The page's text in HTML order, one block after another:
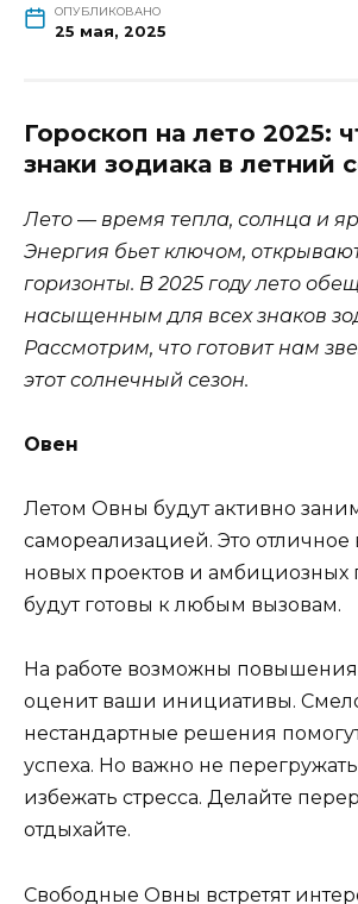
ОПУБЛИКОВАНО
25 мая, 2025
Гороскоп на лето 2025:
знаки зодиака в летний
Лето — время тепла, солнца и
Энергия бьет ключом,
горизонты. В 2025 году лето
насыщенным для всех знаков
Рассмотрим, что готовит нам
этот солнечный сезон.
Овен
Летом Овны будут активно
самореализацией. Это отличное
новых проектов и амбициозных
будут готовы к любым вызовам.
На работе возможны
оценит ваши инициативы.
нестандартные решения
успеха. Но важно не
избежать стресса. Делайте
отдыхайте.
Свободные Овны встретят